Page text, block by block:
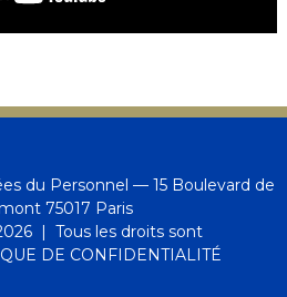
du Personnel — 15 Boulevard de
75017 Paris
| Tous les droits sont
DE CONFIDENTIALITÉ